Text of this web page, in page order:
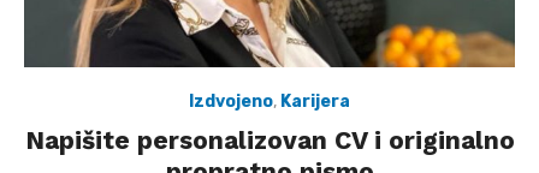
Izdvojeno, Karijera
Napišite personalizovan CV i originalno